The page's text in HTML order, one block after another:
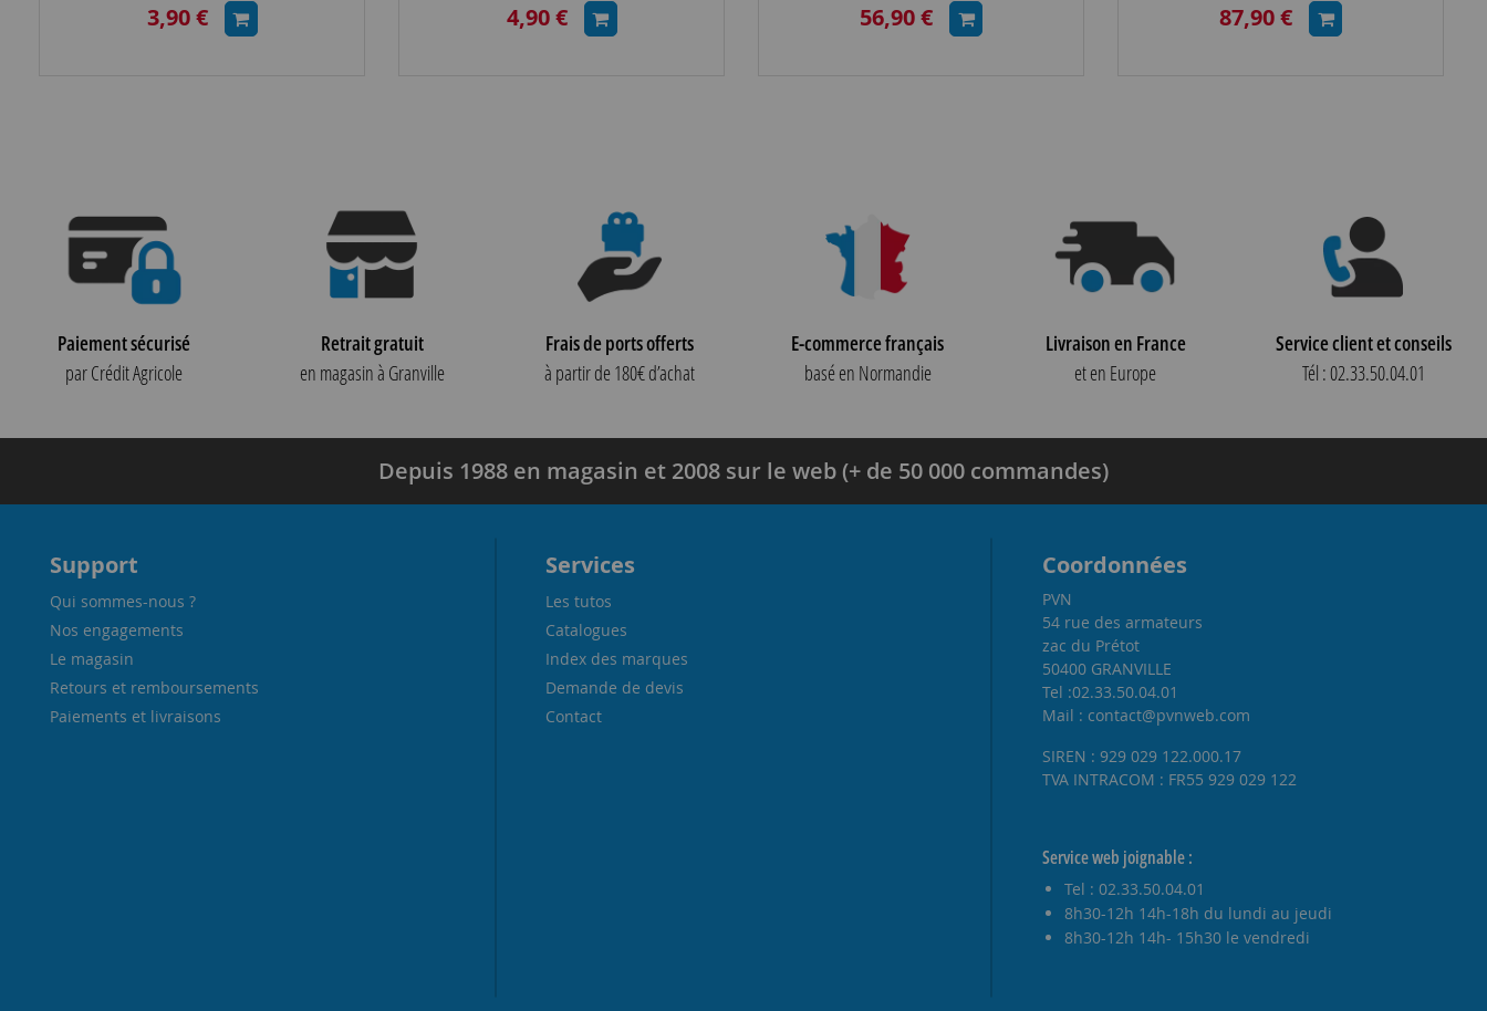
3,90 € 4,90 € 56,90 € 87,90 €
Paiement sécurisé
par Crédit Agricole
Retrait gratuit
en magasin à Granville
Frais de ports offerts
à partir de 180€ d’achat
E-commerce français
basé en Normandie
Livraison en France
et en Europe
Service client et conseils
Tél : 02.33.50.04.01
Depuis 1988 en magasin et 2008 sur le web (+ de 50 000 commandes)
Support
Qui sommes-nous ?
Nos engagements
Le magasin
Retours et remboursements
Paiements et livraisons
Services
Les tutos
Catalogues
Index des marques
Demande de devis
Contact
Coordonnées
PVN
54 rue des armateurs
zac du Prétot
50400 GRANVILLE
Tel :02.33.50.04.01
Mail : contact@pvnweb.com
SIREN : 929 029 122.000.17
TVA INTRACOM : FR55 929 029 122
Service web joignable :
Tel : 02.33.50.04.01
8h30-12h 14h-18h du lundi au jeudi
8h30-12h 14h- 15h30 le vendredi